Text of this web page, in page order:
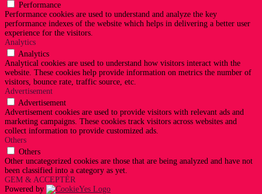
Performance
Performance cookies are used to understand and analyze the key
performance indexes of the website which helps in delivering a better user
experience for the visitors.
Analytics
Analytics
Analytical cookies are used to understand how visitors interact with the
website. These cookies help provide information on metrics the number of
visitors, bounce rate, traffic source, etc.
Advertisement
Advertisement
Advertisement cookies are used to provide visitors with relevant ads and
marketing campaigns. These cookies track visitors across websites and
collect information to provide customized ads.
Others
Others
Other uncategorized cookies are those that are being analyzed and have not
been classified into a category as yet.
GEM & ACCEPTÈR
Powered by